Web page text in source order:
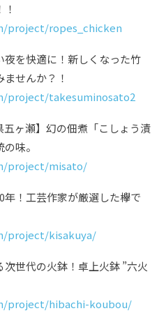
project/ropes_chicken
を快適に！新しくなった竹
せんか？！
project/takesuminosato2
ヶ瀬】幻の佃煮「こしょう漬
味。
project/misato/
！工芸作家が厳選した欅で
project/kisakuya/
世代の火鉢！卓上火鉢 ”六火
project/hibachi-koubou/